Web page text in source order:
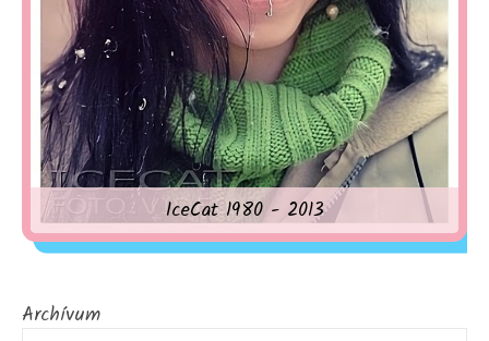
IceCat 1980 - 2013
Archívum